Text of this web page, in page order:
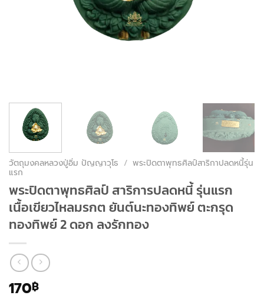
วัตถุมงคลหลวงปู่อิ่ม ปัญญาวุโธ / พระปิดตาพุทธศิลป์สาริกาปลดหนี้รุ่น
แรก
พระปิดตาพุทธศิลป์ สาริการปลดหนี้ รุ่นแรก
เนื้อเขียวไหลมรกต ยันต์นะทองทิพย์ ตะกรุด
ทองทิพย์ 2 ดอก ลงรักทอง
170฿